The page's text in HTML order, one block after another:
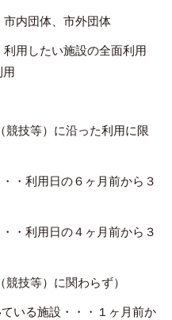
内団体、市外団体
用したい施設の全面利用
用
競技等）に沿った利用に限
・利用日の６ヶ月前から３
・利用日の４ヶ月前から３
競技等）に関わらず）
いる施設・・・１ヶ月前か